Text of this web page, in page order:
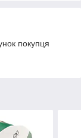
покупця